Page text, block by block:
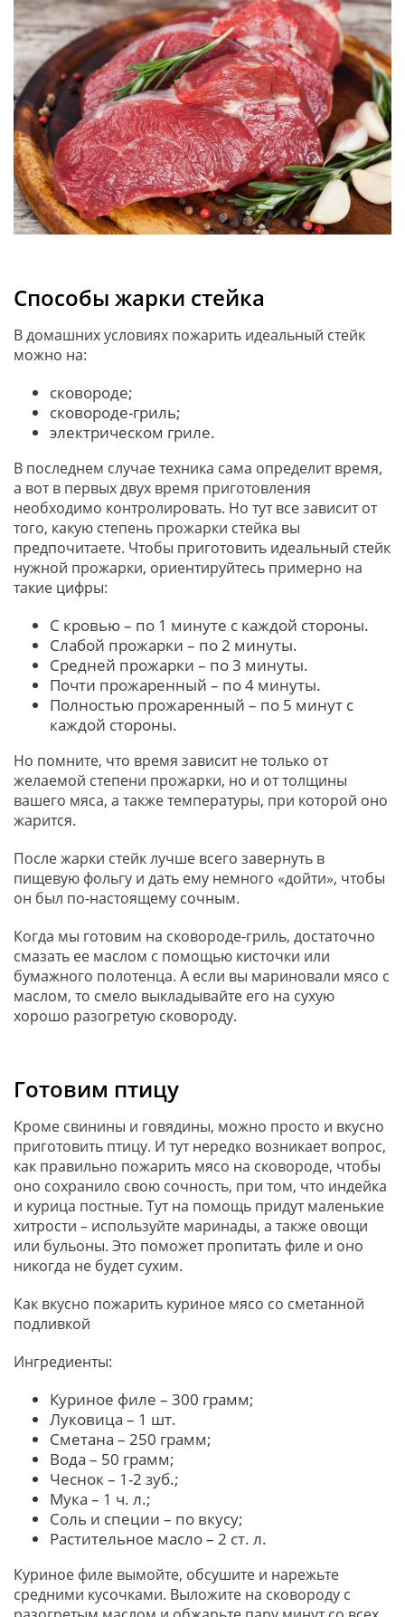
Способы жарки стейка
В домашних условиях пожарить идеальный стейк
можно на:
сковороде;
сковороде-гриль;
электрическом гриле.
В последнем случае техника сама определит время,
а вот в первых двух время приготовления
необходимо контролировать. Но тут все зависит от
того, какую степень прожарки стейка вы
предпочитаете. Чтобы приготовить идеальный стейк
нужной прожарки, ориентируйтесь примерно на
такие цифры:
С кровью – по 1 минуте с каждой стороны.
Слабой прожарки – по 2 минуты.
Средней прожарки – по 3 минуты.
Почти прожаренный – по 4 минуты.
Полностью прожаренный – по 5 минут с
каждой стороны.
Но помните, что время зависит не только от
желаемой степени прожарки, но и от толщины
вашего мяса, а также температуры, при которой оно
жарится.
После жарки стейк лучше всего завернуть в
пищевую фольгу и дать ему немного «дойти», чтобы
он был по-настоящему сочным.
Когда мы готовим на сковороде-гриль, достаточно
смазать ее маслом с помощью кисточки или
бумажного полотенца. А если вы мариновали мясо с
маслом, то смело выкладывайте его на сухую
хорошо разогретую сковороду.
Готовим птицу
Кроме свинины и говядины, можно просто и вкусно
приготовить птицу. И тут нередко возникает вопрос,
как правильно пожарить мясо на сковороде, чтобы
оно сохранило свою сочность, при том, что индейка
и курица постные. Тут на помощь придут маленькие
хитрости – используйте маринады, а также овощи
или бульоны. Это поможет пропитать филе и оно
никогда не будет сухим.
Как вкусно пожарить куриное мясо со сметанной
подливкой
Ингредиенты:
Куриное филе – 300 грамм;
Луковица – 1 шт.
Сметана – 250 грамм;
Вода – 50 грамм;
Чеснок – 1-2 зуб.;
Мука – 1 ч. л.;
Соль и специи – по вкусу;
Растительное масло – 2 ст. л.
Куриное филе вымойте, обсушите и нарежьте
средними кусочками. Выложите на сковороду с